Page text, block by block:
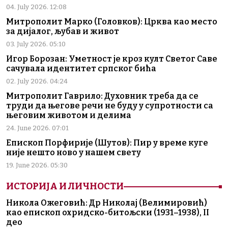
04. July 2026. 12:08
Митрополит Марко (Головков): Црква као место
за дијалог, љубав и живот
03. July 2026. 05:10
Игор Борозан: Уметност је кроз култ Светог Саве
сачувала идентитет српског бића
02. July 2026. 04:24
Митрополит Гаврило: Духовник треба да се
труди да његове речи не буду у супротности са
његовим животом и делима
24. June 2026. 07:01
Епископ Порфирије (Шутов): Пир у време куге
није нешто ново у нашем свету
19. June 2026. 05:30
ИСТОРИЈА И ЛИЧНОСТИ
Никола Ожеговић: Др Николај (Велимировић)
као епископ охридско-битољски (1931–1938), II
део